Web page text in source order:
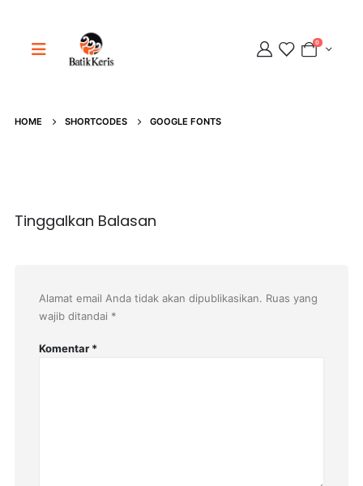
0
HOME SHORTCODES GOOGLE FONTS
Tinggalkan Balasan
Alamat email Anda tidak akan dipublikasikan. Ruas yang
wajib ditandai *
Komentar *